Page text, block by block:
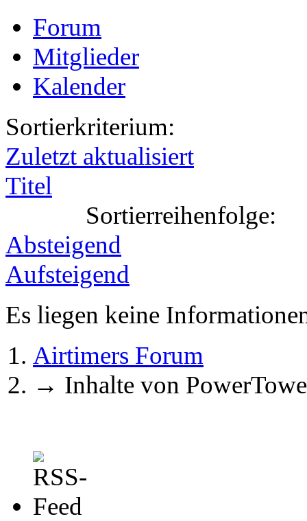
Forum
Mitglieder
Kalender
Sortierkriterium:
Zuletzt aktualisiert
Titel
Sortierreihenfolge:
Absteigend
Aufsteigend
Es liegen keine
Airtimers Forum
→ Inhalte von